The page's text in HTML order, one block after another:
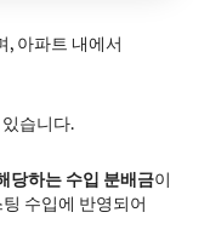
, 아파트 내에서
습니다.
당하는 수입 분배금이
수입에 반영되어